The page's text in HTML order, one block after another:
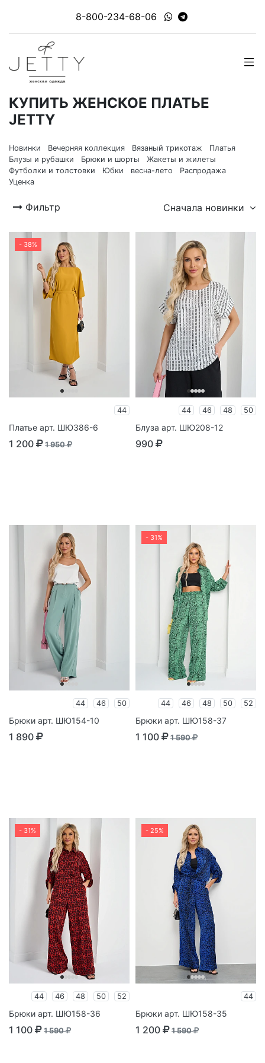
8-800-234-68-06
КУПИТЬ ЖЕНСКОЕ ПЛАТЬЕ
JETTY
Новинки Вечерняя коллекция Вязаный трикотаж
Платья
Блузы и рубашки
Брюки и шорты
Жакеты и жилеты
Футболки и толстовки
Юбки весна-лето
Распродажа
Уценка
Фильтр Сначала новинки
- 38%
44
Платье арт. ШЮ386-6
1 200 1 950
44 46 48 50
Блуза арт. ШЮ208-12
990
44 46 50
Брюки арт. ШЮ154-10
1 890
- 31%
44 46 48 50 52
Брюки арт. ШЮ158-37
1 100 1 590
- 31%
44 46 48 50 52
Брюки арт. ШЮ158-36
1 100 1 590
- 25%
44
Брюки арт. ШЮ158-35
1 200 1 590